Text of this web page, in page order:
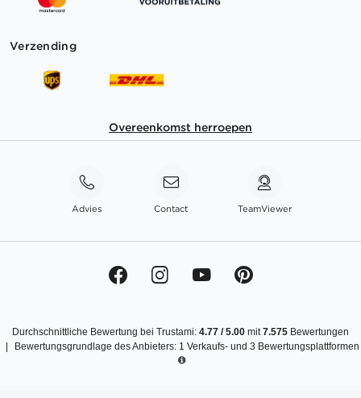
Verzending
Overeenkomst herroepen
Advies Contact TeamViewer
Durchschnittliche Bewertung bei Trustami: 4.77 /5.00 mit7.575 Bewertungen
Bewertungsgrundlage des Anbieters: 1 Verkaufs- und 3 Bewertungsplattformen